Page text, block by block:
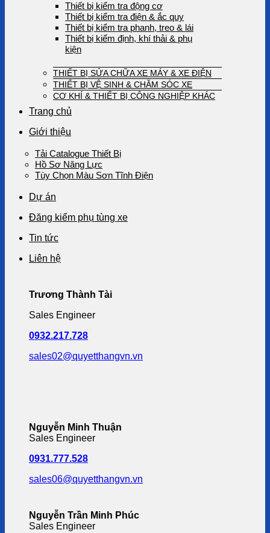
Thiết bị kiểm tra động cơ
Thiết bị kiểm tra điện & ắc quy
Thiết bị kiểm tra phanh, treo & lái
Thiết bị kiểm định, khí thải & phụ
kiện
THIẾT BỊ SỬA CHỮA XE MÁY & XE ĐIỆN
THIẾT BỊ VỆ SINH & CHĂM SÓC XE
CƠ KHÍ & THIẾT BỊ CÔNG NGHIỆP KHÁC
Trang chủ
Giới thiệu
Tải Catalogue Thiết Bị
Hồ Sơ Năng Lực
Tùy Chọn Màu Sơn Tĩnh Điện
Dự án
Đăng kiểm phụ tùng xe
Tin tức
Liên hệ
Trương Thành Tài
Sales Engineer
0932.217.728
sales02@quyetthangvn.vn
Nguyễn Minh Thuận
Sales Engineer
0931.777.528
sales06@quyetthangvn.vn
Nguyễn Trần Minh Phúc
Sales Engineer